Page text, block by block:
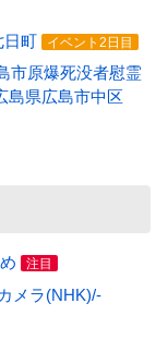
日町 イベント2日目
市原爆死没者慰霊
島県広島市中区
注目
メラ(NHK)/-